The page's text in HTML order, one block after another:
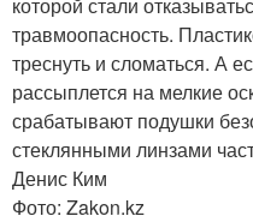
травмоопасность.
треснуть и сломаться. А
рассыплется на мелкие
срабатывают подушки
стеклянными линзами
Денис Ким
Фото: Zakon.kz